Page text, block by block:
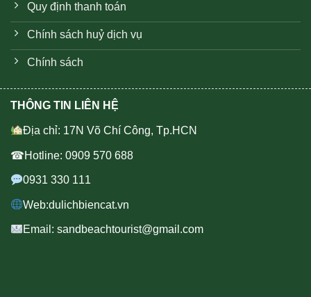
Quy định thanh toán
Chính sách huỷ dịch vụ
Chính sách
THÔNG TIN LIÊN HỆ
Địa chỉ: 17N Võ Chí Công, Tp.HCN
☎Hotline: 0909 570 688
0931 330 111
Web:dulichbiencat.vn
Email: sandbeachtourist@gmail.com